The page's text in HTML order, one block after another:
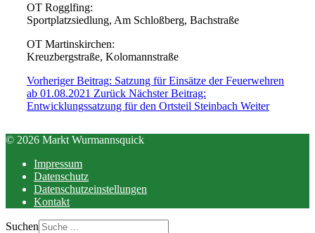
OT Rogglfing:
Sportplatzsiedlung, Am Schloßberg, Bachstraße
OT Martinskirchen:
Kreuzbergstraße, Kolomannstraße
Vorheriger Beitrag: Satzung für Einsätze der Feuerwehren
ab 01.08.2021 Zurück Nächster Beitrag:
Entwicklungssatzung für den Ortsteil Steinbach Weiter
© 2026 Markt Wurmannsquick
Impressum
Datenschutz
Datenschutzeinstellungen
Kontakt
Suchen